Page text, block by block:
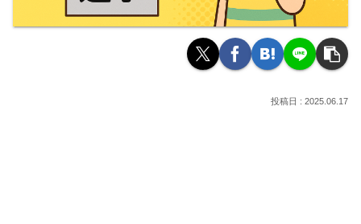
2025.06.17